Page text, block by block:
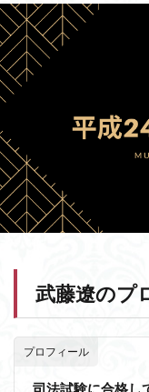
武藤遼のプ
プロフィール
司法試験に合格し